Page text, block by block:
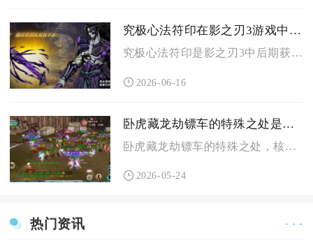
究极心法符印在影之刃3游戏中的使用策略
究极心法符印是影之刃3中后期获取强力金色与珍藏心法的核心道具...
2026-06-16
卧虎藏龙劫镖车的特殊之处是什么
卧虎藏龙劫镖车的特殊之处，核心在于动态阵营对抗、品质化镖车机...
2026-05-24
热门资讯 · · ·